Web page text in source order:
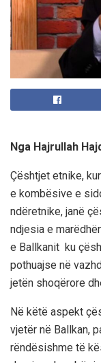
Nga Hajrullah
Çështjet etnike,
e kombësive e
ndëretnike, janë
ndjesia e
e Ballkanit ku
pothuajse në
jetën shoqërore
Në këtë aspekt
vjetër në Ballkan,
rëndësishme të